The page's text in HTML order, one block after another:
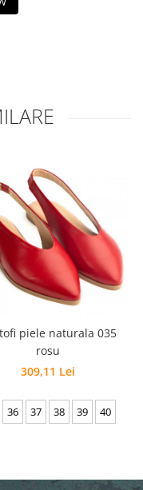
piele naturala 035
rosu
309,11 Lei
36 37 38 39 40